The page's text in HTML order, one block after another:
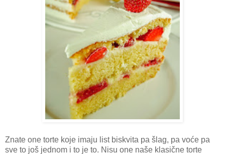
Znate one torte koje imaju list biskvita pa šlag, pa voće pa
sve to još jednom i to je to. Nisu one naše klasične torte